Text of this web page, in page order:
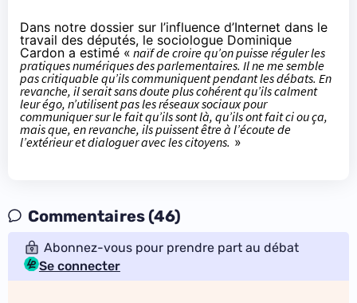
Dans notre dossier sur l’influence d’Internet dans le
travail des députés, le sociologue Dominique
Cardon a estimé « naïf de croire qu’on puisse réguler les
pratiques numériques des parlementaires. Il ne me semble
pas critiquable qu’ils communiquent pendant les débats. En
revanche, il serait sans doute plus cohérent qu’ils calment
leur égo, n’utilisent pasles réseaux sociauxpour
communiquer sur le fait qu’ils sont là, qu’ils ont fait ci ou ça,
mais que, en revanche, ils puissent être à l’écoute de
l’extérieur et dialoguer avec les citoyens. »
Commentaires (46)
Abonnez-vous pour prendre part au débat
Se connecter